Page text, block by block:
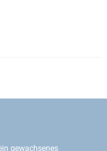
gewachsenes